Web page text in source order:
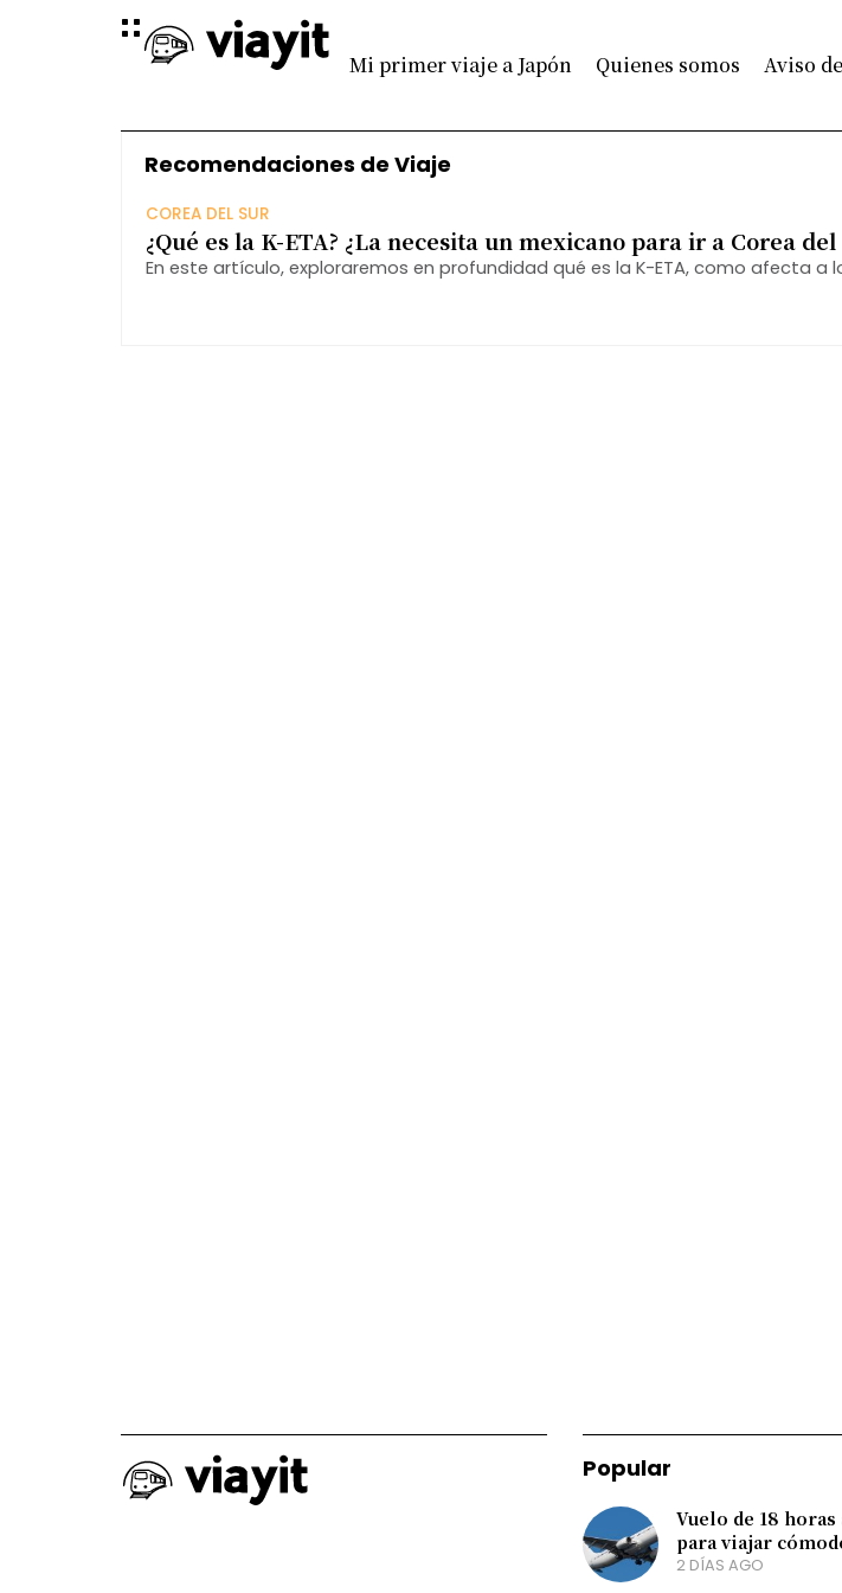
Mi primer viaje a Japón Quienes somos Aviso
Recomendaciones de Viaje
COREA DEL SUR
¿Qué es la K-ETA? ¿La necesita un mexicano para ir a Corea del
En este artículo, exploraremos en profundidad qué es la K-ETA, como afecta a
Popular
Vuelo de 18
para viajar
2 DÍAS AGO